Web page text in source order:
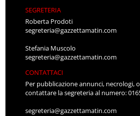
SEGRETERIA
Roberta Prodoti
segreteria@gazzettamatin.com
Stefania Muscolo
segreteria@gazzettamatin.com
CONTATTACI
Per pubblicazione annunci, necrologi,
contattare la segreteria al numero:
segreteria@gazzettamatin.com